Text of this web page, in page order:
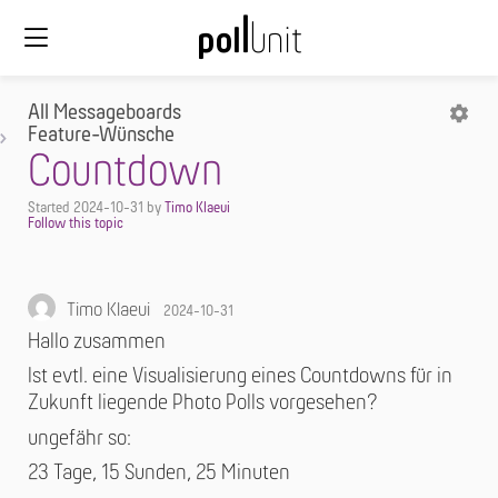
All Messageboards
Feature-Wünsche
Countdown
Started 2024-10-31 by Timo Klaeui
Timo Klaeui 2024-10-31
Hallo zusammen
Ist evtl. eine Visualisierung eines Countdowns für in
Zukunft liegende Photo Polls vorgesehen?
ungefähr so:
23 Tage, 15 Sunden, 25 Minuten